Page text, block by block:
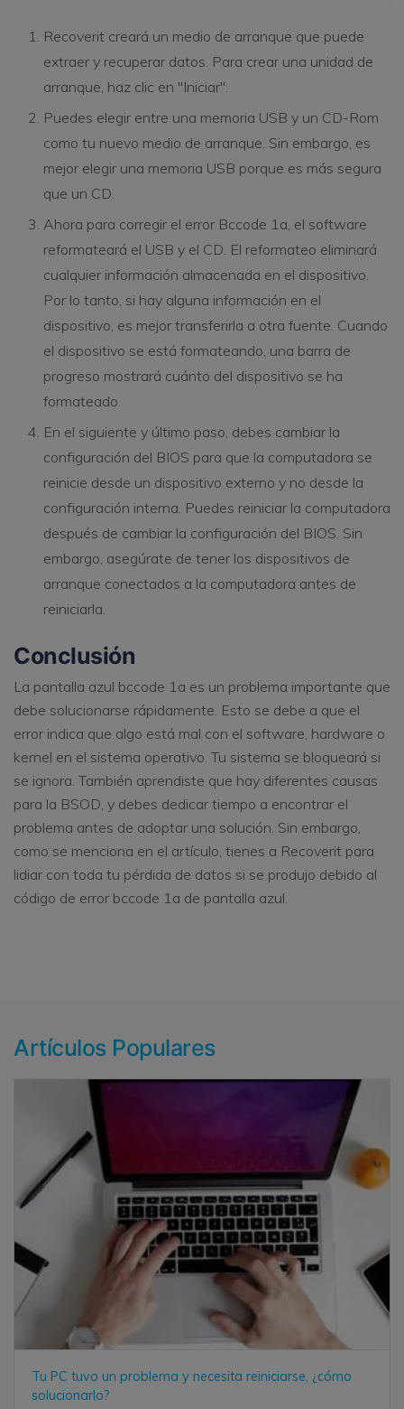
Recoverit creará un medio de arranque que puede
extraer y recuperar datos. Para crear una unidad de
arranque, haz clic en "Iniciar".
Puedes elegir entre una memoria USB y un CD-Rom
como tu nuevo medio de arranque. Sin embargo, es
mejor elegir una memoria USB porque es más segura
que un CD.
Ahora para corregir el error Bccode 1a, el software
reformateará el USB y el CD. El reformateo eliminará
cualquier información almacenada en el dispositivo.
Por lo tanto, si hay alguna información en el
dispositivo, es mejor transferirla a otra fuente. Cuando
el dispositivo se está formateando, una barra de
progreso mostrará cuánto del dispositivo se ha
formateado.
En el siguiente y último paso, debes cambiar la
configuración del BIOS para que la computadora se
reinicie desde un dispositivo externo y no desde la
configuración interna. Puedes reiniciar la computadora
después de cambiar la configuración del BIOS. Sin
embargo, asegúrate de tener los dispositivos de
arranque conectados a la computadora antes de
reiniciarla.
Conclusión
La pantalla azul bccode 1a es un problema importante que
debe solucionarse rápidamente. Esto se debe a que el
error indica que algo está mal con el software, hardware o
kernel en el sistema operativo. Tu sistema se bloqueará si
se ignora. También aprendiste que hay diferentes causas
para la BSOD, y debes dedicar tiempo a encontrar el
problema antes de adoptar una solución. Sin embargo,
como se menciona en el artículo, tienes a Recoverit para
lidiar con toda tu pérdida de datos si se produjo debido al
código de error bccode 1a de pantalla azul.
Artículos Populares
Tu PC tuvo un problema y necesita reiniciarse, ¿cómo
solucionarlo?